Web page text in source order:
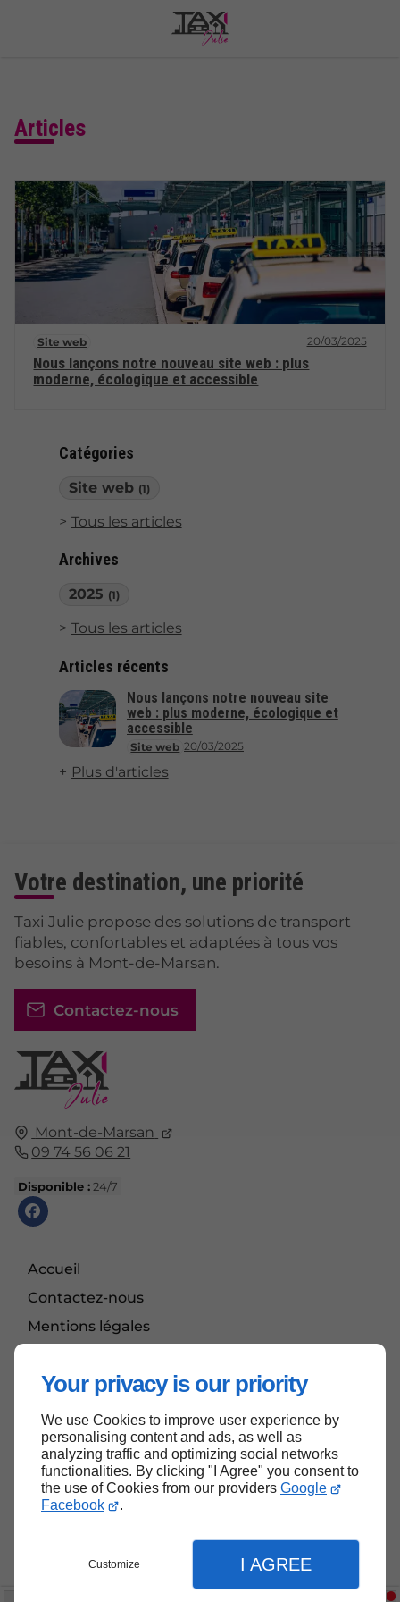
Your privacy is our priority
We use Cookies to improve user experience by
personalising content and ads, as well as
analyzing traffic and optimizing social networks
functionalities. By clicking "I Agree" you consent to
the use of Cookies from our providers Google
Facebook
.
Customize I AGREE
Catégories
Site web (1)
Tous les articles
Archives
2025 (1)
Tous les articles
Articles récents
Site web 20/03/2025
Nous lançons notre nouveau site
web : plus moderne, écologique et
accessible
Plus d'articles
Articles
Site web 20/03/2025
Nous lançons notre nouveau site web : plus
moderne, écologique et accessible
Mont-de-Marsan
09 74 56 06 21
Disponible : 24/7
Accueil
Contactez-nous
Mentions légales
Votre destination, une priorité
Taxi Julie propose des solutions de transport
fiables, confortables et adaptées à tous vos
besoins à Mont-de-Marsan.
Contactez-nous
Haut de page